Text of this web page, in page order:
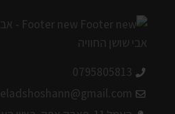
0795805813
eladshoshann@gmail.com